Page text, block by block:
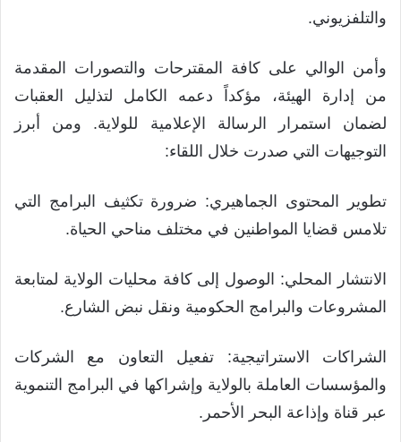
والتلفزيوني.
وأمن الوالي على كافة المقترحات والتصورات المقدمة
من إدارة الهيئة، مؤكداً دعمه الكامل لتذليل العقبات
لضمان استمرار الرسالة الإعلامية للولاية. ومن أبرز
التوجيهات التي صدرت خلال اللقاء:
تطوير المحتوى الجماهيري: ضرورة تكثيف البرامج التي
تلامس قضايا المواطنين في مختلف مناحي الحياة.
الانتشار المحلي: الوصول إلى كافة محليات الولاية لمتابعة
المشروعات والبرامج الحكومية ونقل نبض الشارع.
الشراكات الاستراتيجية: تفعيل التعاون مع الشركات
والمؤسسات العاملة بالولاية وإشراكها في البرامج التنموية
عبر قناة وإذاعة البحر الأحمر.